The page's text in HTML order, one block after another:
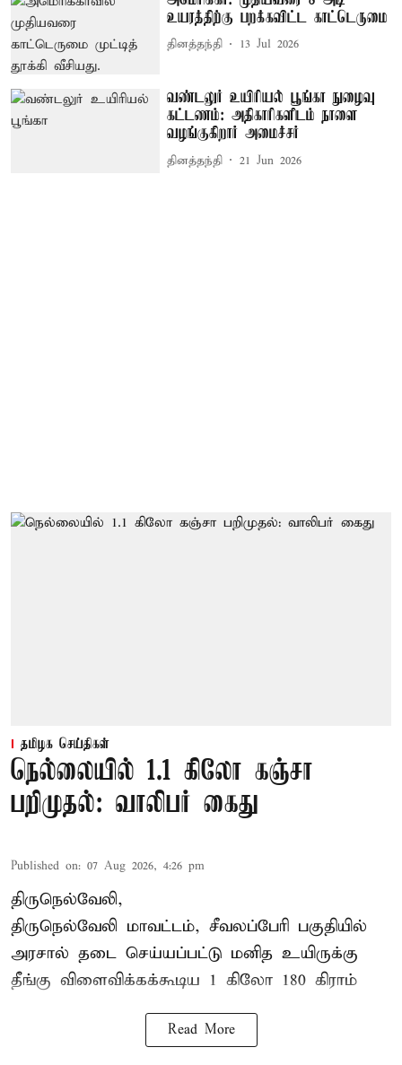
உயரத்திற்கு பறக்கவிட்ட காட்டெருமை
தினத்தந்தி 13 Jul 2026
வண்டலுர் உயிரியல் பூங்கா நுழைவு
கட்டணம்: அதிகாரிகளிடம் நாளை
வழங்குகிறார் அமைச்சர்
தினத்தந்தி 21 Jun 2026
தமிழக செய்திகள்
நெல்லையில் 1.1 கிலோ கஞ்சா
பறிமுதல்: வாலிபர் கைது
Published on: 07 Aug 2026, 4:26 pm
திருநெல்வேலி,
திருநெல்வேலி மாவட்டம், சீவலப்பேரி பகுதியில்
அரசால் தடை செய்யப்பட்டு மனித உயிருக்கு
தீங்கு விளைவிக்கக்கூடிய 1 கிலோ 180 கிராம்
Read More